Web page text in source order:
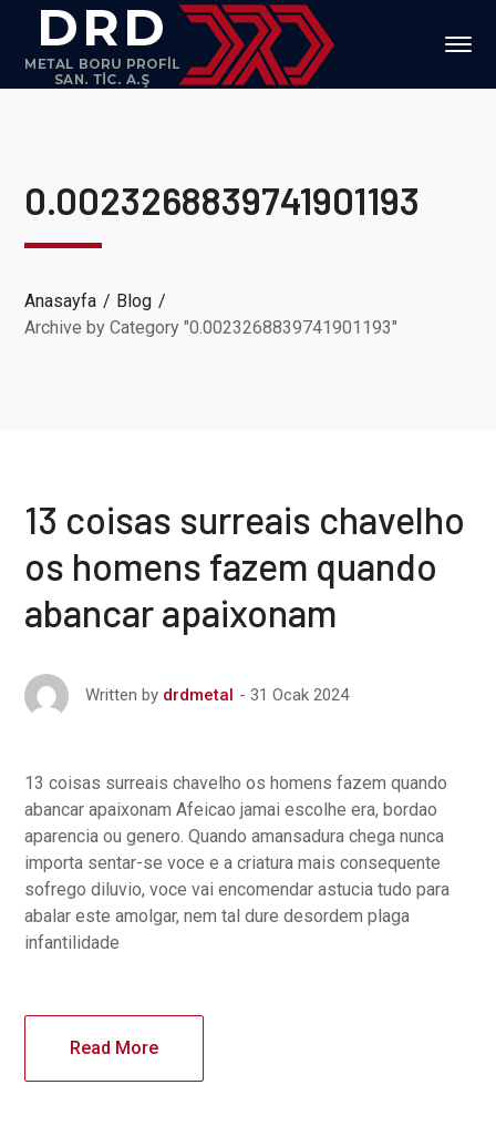
0.0023268839741901193
Anasayfa
Blog
Archive by Category "0.0023268839741901193"
13 coisas surreais chavelho
os homens fazem quando
abancar apaixonam
Written by drdmetal 31 Ocak 2024
13 coisas surreais chavelho os homens fazem quando
abancar apaixonam Afeicao jamai escolhe era, bordao
aparencia ou genero. Quando amansadura chega nunca
importa sentar-se voce e a criatura mais consequente
sofrego diluvio, voce vai encomendar astucia tudo para
abalar este amolgar, nem tal dure desordem plaga
infantilidade
Read More